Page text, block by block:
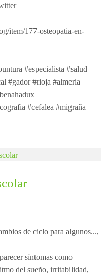
item/177-osteopatia-en-
#especialista #salud
#gador #rioja #almeria
#cefalea #migraña
de ciclo para algunos...,
síntomas como
del sueño, irritabilidad,